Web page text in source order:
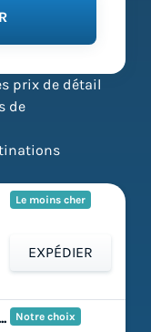
prix de détail
de
Le moins cher
EXPÉDIER
Express Notre choix